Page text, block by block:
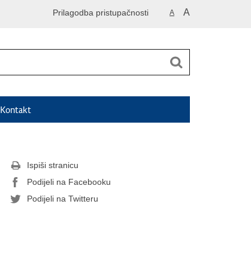
A A
Prilagodba pristupačnosti
Kontakt
Ispiši stranicu
Podijeli na Facebooku
Podijeli na Twitteru